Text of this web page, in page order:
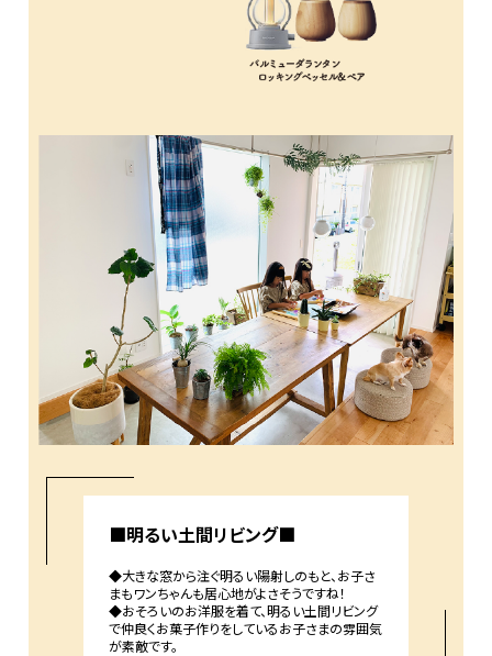
■明るい土間リビング■
◆大きな窓から注ぐ明るい陽射しのもと、お子さ
まもワンちゃんも居心地がよさそうですね！
◆おそろいのお洋服を着て、明るい土間リビング
で仲良くお菓子作りをしているお子さまの雰囲気
が素敵です。